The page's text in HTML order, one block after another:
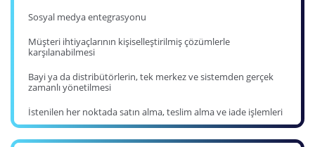
Sosyal medya entegrasyonu
Müşteri ihtiyaçlarının kişiselleştirilmiş çözümlerle
karşılanabilmesi
Bayi ya da distribütörlerin, tek merkez ve sistemden gerçek
zamanlı yönetilmesi
İstenilen her noktada satın alma, teslim alma ve iade işlemleri